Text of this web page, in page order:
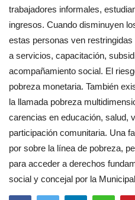
trabajadores informales,
ingresos. Cuando disminuyen
estas personas ven
a servicios, capacitación,
acompañamiento social. El
pobreza monetaria. También
la llamada pobreza
carencias en educación, salud,
participación comunitaria. Una
por sobre la línea de pobreza,
para acceder a derechos
social y concejal por la